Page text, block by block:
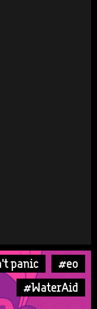
panic
#eo
#WaterAid